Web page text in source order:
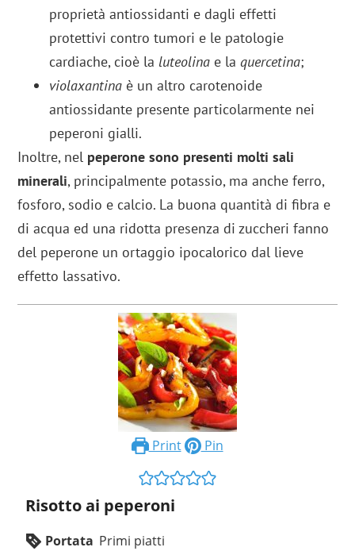
proprietà antiossidanti e dagli effetti
protettivi contro tumori e le patologie
cardiache, cioè la luteolina e laquercetina;
violaxantina è un altro carotenoide
antiossidante presente particolarmente nei
peperoni gialli.
Inoltre, nel peperone sono presenti molti sali
minerali, principalmente potassio, ma anche ferro,
fosforo, sodio e calcio. La buona quantità di fibra e
di acqua ed una ridotta presenza di zuccheri fanno
del peperone un ortaggio ipocalorico dal lieve
effetto lassativo.
Print Pin
Risotto ai peperoni
Portata Primi piatti